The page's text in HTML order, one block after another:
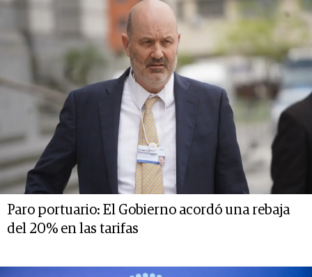
Paro portuario: El Gobierno acordó una rebaja
del 20% en las tarifas